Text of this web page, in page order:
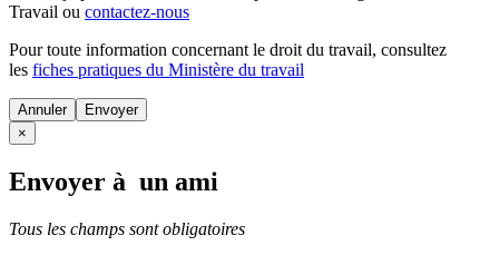
Travail ou contactez-nous
Pour toute information concernant le droit du travail, consultez
les fiches pratiques du Ministère du travail
Annuler
×
Envoyer à un ami
Tous les champs sont obligatoires